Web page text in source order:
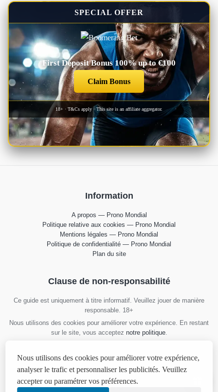
SPECIAL OFFER
First Deposit Bonus 100% up to €100
Claim Bonus
18+ · T&Cs apply · This site is an affiliate aggregator.
Information
A propos — Prono Mondial
Politique relative aux cookies — Prono Mondial
Mentions légales — Prono Mondial
Politique de confidentialité — Prono Mondial
Plan du site
Clause de non-responsabilité
Ce guide est uniquement à titre informatif. Veuillez jouer de manière
responsable. 18+
Nous utilisons des cookies pour améliorer votre expérience. En restant
sur le site, vous acceptez notre politique.
commission si vous passez par ces liens, sans coût supplémentaire
Si vous avez un problème de dépendance au jeu, vous pouvez trouver
de l'aide
Nous utilisons des cookies pour améliorer votre expérience,
analyser le trafic et personnaliser les publicités. Veuillez
accepter ou paramétrer vos préférences.